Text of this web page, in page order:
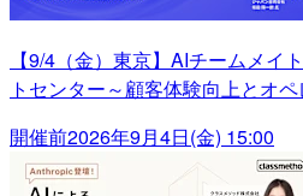
【9/4（金）東京】AIチームメイ
トセンター～顧客体験向上とオ
開催前2026年9月4日(金) 15:00